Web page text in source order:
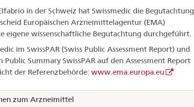
in der Schweiz hat Swissmedic die Begutachtung
Europäischen Arzneimittelagentur (EMA)
eigene wissenschaftliche Begutachtung durchgeführt.
im SwissPAR (Swiss Public Assessment Report) und
Summary SwissPAR auf den Assessment Report
der Referenzbehörde: www.ema.europa.eu
zum Arzneimittel